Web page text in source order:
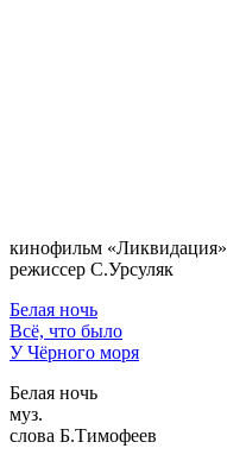
кинофильм «Ликвидация»
режиссер С.Урсуляк
Белая ночь
Всё, что было
У Чёрного моря
Белая ночь
муз.
слова Б.Тимофеев